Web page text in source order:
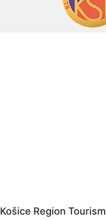
Košice Region Tourism